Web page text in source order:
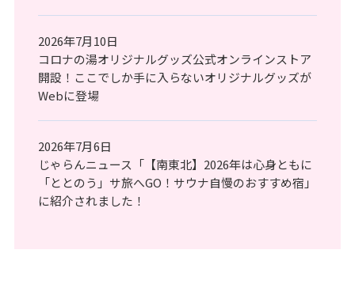
2026年7月10日
コロナの湯オリジナルグッズ公式オンラインストア
開設！ここでしか手に入らないオリジナルグッズが
Webに登場
2026年7月6日
じゃらんニュース「【南東北】2026年は心身ともに
「ととのう」サ旅へGO！サウナ自慢のおすすめ宿」
に紹介されました！